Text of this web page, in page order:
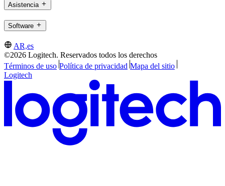
Asistencia
Software
AR,es
©2026 Logitech. Reservados todos los derechos
Términos de uso Política de privacidad Mapa del sitio
Logitech